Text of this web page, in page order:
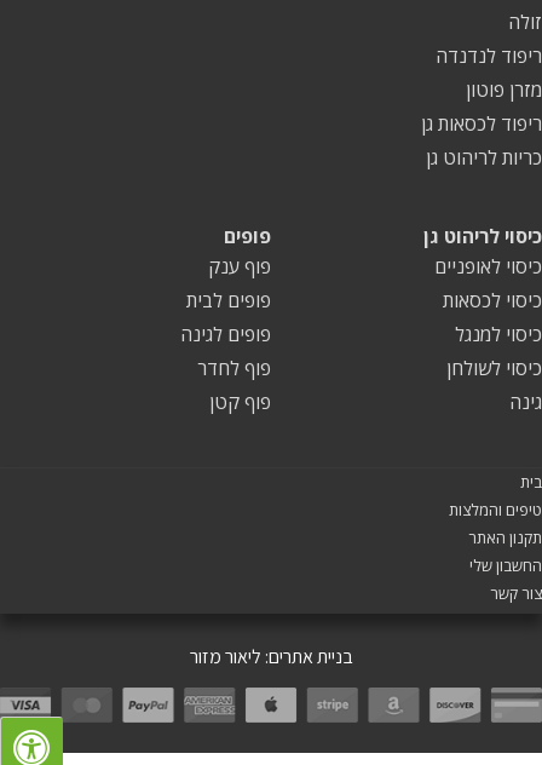
זולה
ריפוד לנדנדה
מזרן פוטון
ריפוד לכסאות גן
כריות לריהוט גן
פופים
פוף ענק
פופים לבית
פופים לגינה
פוף לחדר
פוף קטן
כיסוי לריהוט גן
כיסוי לאופניים
כיסוי לכסאות
כיסוי למנגל
כיסוי לשולחן
גינה
בית
טיפים והמלצות
תקנון האתר
החשבון שלי
צור קשר
בניית אתרים: ליאור מזור